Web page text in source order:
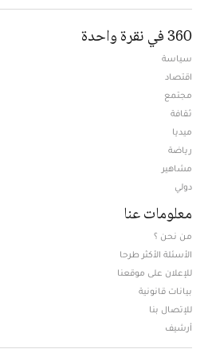
360 في نقرة واحدة
سياسة
اقتصاد
مجتمع
ثقافة
ميديا
رياضة
مشاهير
دولي
معلومات عنا
من نحن ؟
الأسئلة الأكثر طرحا
للإعلان على موقعنا
بيانات قانونية
للإتصال بنا
أرشيف